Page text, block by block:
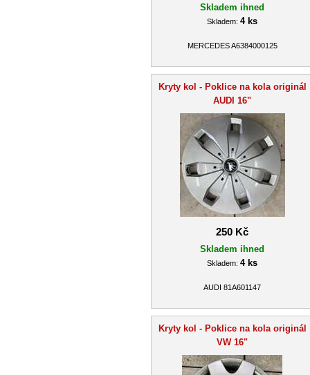
Skladem ihned
Skladem: 4 ks
MERCEDES A6384000125
Kryty kol - Poklice na kola originál
AUDI 16"
250 Kč
Skladem ihned
Skladem: 4 ks
AUDI 81A601147
Kryty kol - Poklice na kola originál
VW 16"